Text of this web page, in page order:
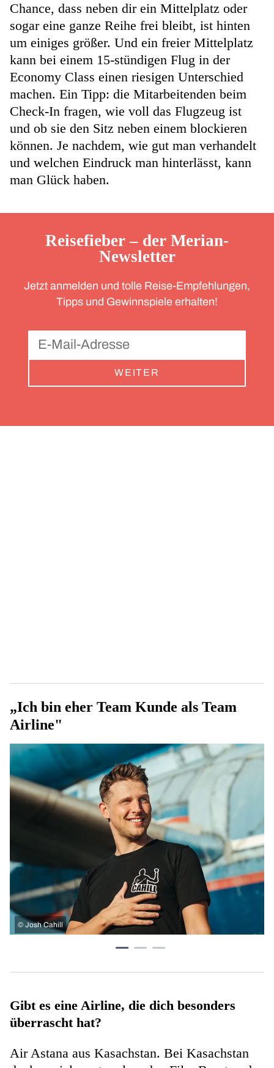
Chance, dass neben dir ein Mittelplatz oder
sogar eine ganze Reihe frei bleibt, ist hinten
um einiges größer. Und ein freier Mittelplatz
kann bei einem 15-stündigen Flug in der
Economy Class einen riesigen Unterschied
machen. Ein Tipp: die Mitarbeitenden beim
Check-In fragen, wie voll das Flugzeug ist
und ob sie den Sitz neben einem blockieren
können. Je nachdem, wie gut man verhandelt
und welchen Eindruck man hinterlässt, kann
man Glück haben.
Reisefieber – der Merian-
Newsletter
Jetzt anmelden und tolle Reise-Empfehlungen,
Tipps und Gewinnspiele erhalten!
WEITER
„Ich bin eher Team Kunde als Team
Airline"
© Josh Cahill
Gibt es eine Airline, die dich besonders
überrascht hat?
Air Astana aus Kasachstan. Bei Kasachstan